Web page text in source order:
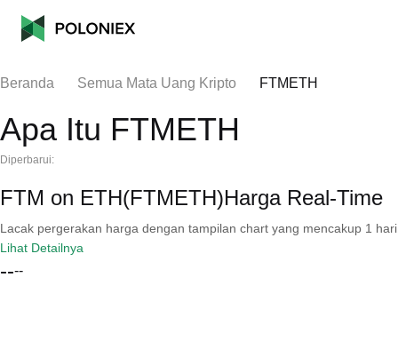
Beranda Semua Mata Uang Kripto FTMETH
Apa Itu FTMETH
Diperbarui:
FTM on ETH(FTMETH)Harga Real-Time
Lacak pergerakan harga dengan tampilan chart yang mencakup 1
Lihat Detailnya
----